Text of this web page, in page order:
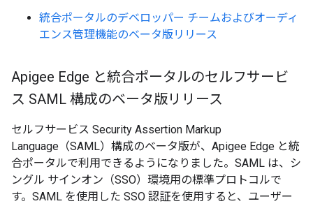
統合ポータルのデベロッパー チームおよびオーディ
エンス管理機能のベータ版リリース
Apigee Edge と統合ポータルのセルフサービ
ス SAML 構成のベータ版リリース
セルフサービス Security Assertion Markup
Language（SAML）構成のベータ版が、Apigee Edge と統
合ポータルで利用できるようになりました。SAML は、シ
ングル サインオン（SSO）環境用の標準プロトコルで
す。SAML を使用した SSO 認証を使用すると、ユーザー